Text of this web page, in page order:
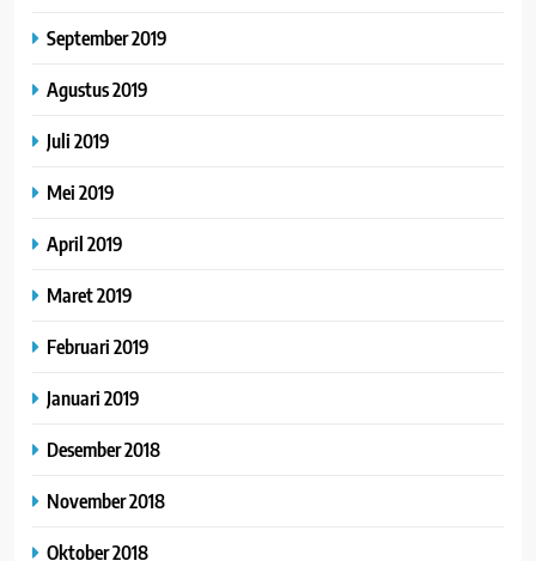
September 2019
Agustus 2019
Juli 2019
Mei 2019
April 2019
Maret 2019
Februari 2019
Januari 2019
Desember 2018
November 2018
Oktober 2018